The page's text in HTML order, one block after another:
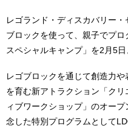
レゴランド・ディスカバリー
ブロックを使って、親子でプ
スペシャルキャンプ」を2月5
レゴブロックを通じて創造力や
を育む新アトラクション「クリ
ィブワークショップ」のオープ
念した特別プログラムとして